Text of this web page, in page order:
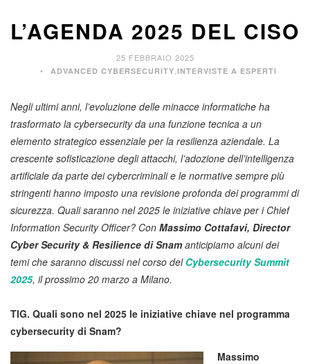
L’AGENDA 2025 DEL CISO
25 FEBBRAIO 2025
ADVANCED CYBERSECURITY INTERVISTE A ESPERTI
Negli ultimi anni, l’evoluzione delle minacce informatiche ha
trasformato la cybersecurity da una funzione tecnica a un
elemento strategico essenziale per la resilienza aziendale. La
crescente sofisticazione degli attacchi, l’adozione dell’intelligenza
artificiale da parte dei cybercriminali e le normative sempre più
stringenti hanno imposto una revisione profonda dei programmi di
sicurezza. Quali saranno nel 2025 le iniziative chiave per i Chief
Information Security Officer? Con Massimo Cottafavi, Director
Cyber Security & Resilience di Snamanticipiamo alcuni dei
temi che saranno discussi nel corso del Cybersecurity Summit
2025, il prossimo 20 marzo a Milano.
TIG. Quali sono nel 2025 le iniziative chiave nel programma
cybersecurity di Snam?
Massimo